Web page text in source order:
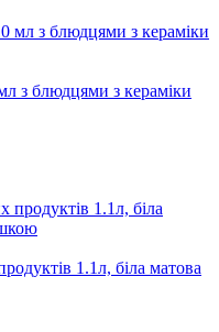
з блюдцями з кераміки
1.1л, біла матова